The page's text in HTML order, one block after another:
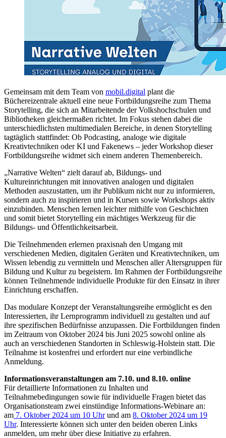
Gemeinsam mit dem Team von mobil.digital plant die
Büchereizentrale aktuell eine neue Fortbildungsreihe zum Thema
Storytelling, die sich an Mitarbeitende der Volkshochschulen und
Bibliotheken gleichermaßen richtet. Im Fokus stehen dabei die
unterschiedlichsten multimedialen Bereiche, in denen Storytelling
tagtäglich stattfindet: Ob Podcasting, analoge wie digitale
Kreativtechniken oder KI und Fakenews – jeder Workshop dieser
Fortbildungsreihe widmet sich einem anderen Themenbereich.
„Narrative Welten“ zielt darauf ab, Bildungs- und
Kultureinrichtungen mit innovativen analogen und digitalen
Methoden auszustatten, um ihr Publikum nicht nur zu informieren,
sondern auch zu inspirieren und in Kursen sowie Workshops aktiv
einzubinden. Menschen lernen leichter mithilfe von Geschichten
und somit bietet Storytelling ein mächtiges Werkzeug für die
Bildungs- und Öffentlichkeitsarbeit.
Die Teilnehmenden erlernen praxisnah den Umgang mit
verschiedenen Medien, digitalen Geräten und Kreativtechniken, um
Wissen lebendig zu vermitteln und Menschen aller Altersgruppen für
Bildung und Kultur zu begeistern. Im Rahmen der Fortbildungsreihe
können Teilnehmende individuelle Produkte für den Einsatz in ihrer
Einrichtung erschaffen.
Das modulare Konzept der Veranstaltungsreihe ermöglicht es den
Interessierten, ihr Lernprogramm individuell zu gestalten und auf
ihre spezifischen Bedürfnisse anzupassen. Die Fortbildungen finden
im Zeitraum von Oktober 2024 bis Juni 2025 sowohl online als
auch an verschiedenen Standorten in Schleswig-Holstein statt. Die
Teilnahme ist kostenfrei und erfordert nur eine verbindliche
Anmeldung.
Informationsveranstaltungen am 7.10. und 8.10. online
Für detaillierte Informationen zu Inhalten und
Teilnahmebedingungen sowie für individuelle Fragen bietet das
Organisationsteam zwei einstündige Informations-Webinare an:
am 7. Oktober 2024 um 10 Uhrund am 8. Oktober 2024 um 19
Uhr. Interessierte können sich unter den beiden oberen Links
anmelden, um mehr über diese Initiative zu erfahren.